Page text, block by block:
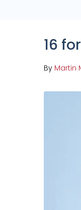
16
By Martin